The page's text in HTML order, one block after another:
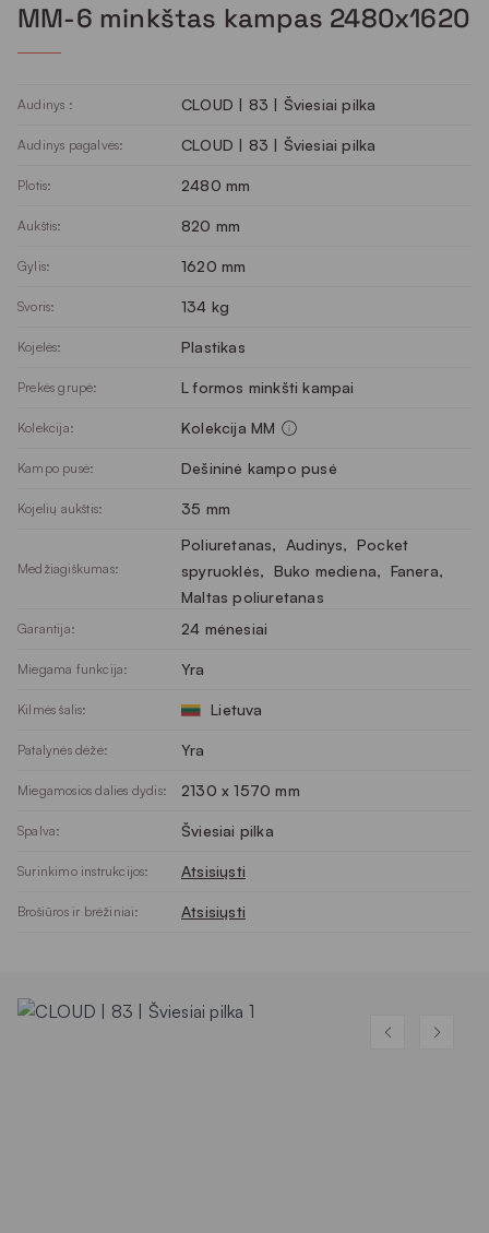
MM-6 minkštas kampas 2480x1620
Audinys : CLOUD | 83 | Šviesiai pilka
Audinys pagalvės: CLOUD | 83 | Šviesiai pilka
Plotis: 2480 mm
Aukštis: 820 mm
Gylis: 1620 mm
Svoris: 134 kg
Kojelės: Plastikas
Prekės grupė: L formos minkšti kampai
Kolekcija: Kolekcija MM
Kampo pusė: Dešininė kampo pusė
Kojelių aukštis: 35 mm
Medžiagiškumas:
Poliuretanas, Audinys, Pocket
spyruoklės, Buko mediena, Fanera,
Maltas poliuretanas
Garantija: 24 mėnesiai
Miegama funkcija: Yra
Kilmės šalis: Lietuva
Patalynės dėžė: Yra
Miegamosios dalies dydis: 2130 x 1570 mm
Spalva: Šviesiai pilka
Surinkimo instrukcijos: Atsisiųsti
Brošiūros ir brėžiniai: Atsisiųsti